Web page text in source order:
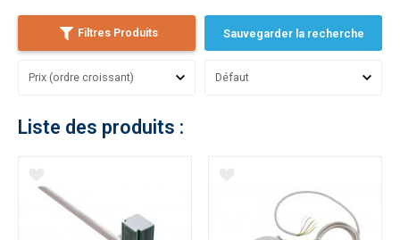
Filtres Produits Sauvegarder la recherche
Liste des produits :